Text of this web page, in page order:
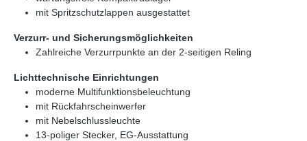
mit Spritzschutzlappen ausgestattet
Verzurr- und Sicherungsmöglichkeiten
Zahlreiche Verzurrpunkte an der 2-seitigen Reling
Lichttechnische Einrichtungen
moderne Multifunktionsbeleuchtung
mit Rückfahrscheinwerfer
mit Nebelschlussleuchte
13-poliger Stecker, EG-Ausstattung